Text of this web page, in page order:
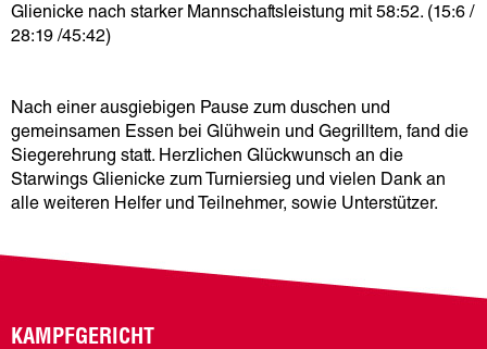
Glienicke nach starker Mannschaftsleistung mit 58:52. (15:6 /
28:19 /45:42)
Nach einer ausgiebigen Pause zum duschen und
gemeinsamen Essen bei Glühwein und Gegrilltem, fand die
Siegerehrung statt. Herzlichen Glückwunsch an die
Starwings Glienicke zum Turniersieg und vielen Dank an
alle weiteren Helfer und Teilnehmer, sowie Unterstützer.
KAMPFGERICHT